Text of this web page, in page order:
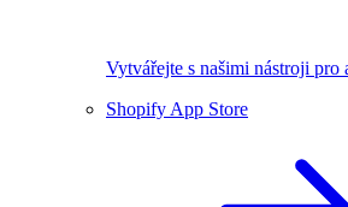
Vytvářejte s našimi nástroji pro
Shopify App Store